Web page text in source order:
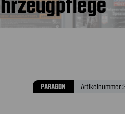
PARAGON Artikelnummer.: